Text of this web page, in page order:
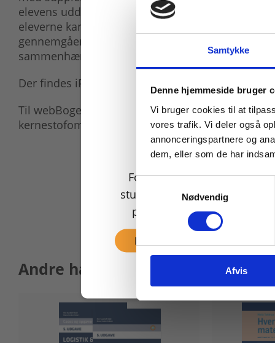
Samtykke
Denne hjemmeside bruger
Vi bruger cookies til at
vores trafik. Vi deler også
annonceringspartnere og
dem, eller som de har
Samtykkevalg
Nødvendig
Afvis
elevens uddannelsesretning. I webBogen findes
eleverne kan arbejde med de faglige emner på
gennemgående caseopgave, hvor eleverne kan
sammenhæng.
Der findes iPraxisforløb med alle opgaverne fra
Til webBogen hører en række iPraxisforløb,
kernestofområder, træner det stof, der
Andre har også købt
Køb læremidler og find
For privatkunder og
studerende. Du får vist
priser inkl. moms.
Fortsæt som privat